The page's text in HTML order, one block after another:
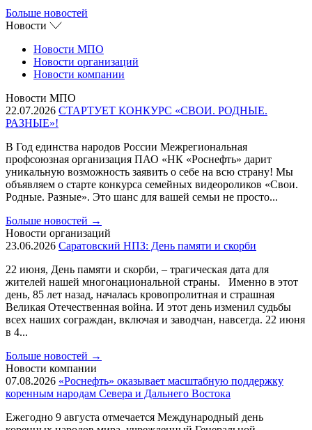
Больше новостей
Новости
Новости МПО
Новости организаций
Новости компании
Новости МПО
22.07.2026 СТАРТУЕТ КОНКУРС «СВОИ. РОДНЫЕ.
РАЗНЫЕ»!
В Год единства народов России Межрегиональная
профсоюзная организация ПАО «НК «Роснефть» дарит
уникальную возможность заявить о себе на всю страну! Мы
объявляем о старте конкурса семейных видеороликов «Свои.
Родные. Разные». Это шанс для вашей семьи не просто...
Больше новостей →
Новости организаций
23.06.2026 Саратовский НПЗ: День памяти и скорби
22 июня, День памяти и скорби, – трагическая дата для
жителей нашей многонациональной страны. Именно в этот
день, 85 лет назад, началась кровопролитная и страшная
Великая Отечественная война. И этот день изменил судьбы
всех наших сограждан, включая и заводчан, навсегда. 22 июня
в 4...
Больше новостей →
Новости компании
07.08.2026 «Роснефть» оказывает масштабную поддержку
коренным народам Севера и Дальнего Востока
Ежегодно 9 августа отмечается Международный день